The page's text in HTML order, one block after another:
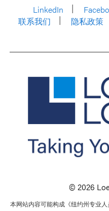
LinkedIn
联系我们
隐私政策
© 2026
本网站内容可能构成《纽约州专业